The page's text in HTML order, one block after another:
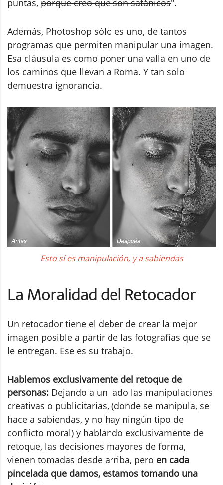
puntas, porque creo que son satánicos".
Además, Photoshop sólo es uno, de tantos
programas que permiten manipular una imagen.
Esa cláusula es como poner una valla en uno de
los caminos que llevan a Roma. Y tan solo
demuestra ignorancia.
Esto sí es manipulación, y a sabiendas
La Moralidad del Retocador
Un retocador tiene el deber de crear la mejor
imagen posible a partir de las fotografías que se
le entregan. Ese es su trabajo.
Hablemos exclusivamente del retoque de
personas: Dejando a un lado las manipulaciones
creativas o publicitarias, (donde se manipula, se
hace a sabiendas, y no hay ningún tipo de
conflicto moral) y hablando exclusivamente de
retoque, las decisiones mayores de forma,
vienen tomadas desde arriba, pero en cada
pincelada que damos, estamos tomando una